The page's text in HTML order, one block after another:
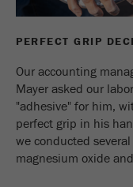
PERFECT GRIP
Our accounting
Mayer asked our
"adhesive" for him,
perfect grip in his
we conducted
magnesium oxide